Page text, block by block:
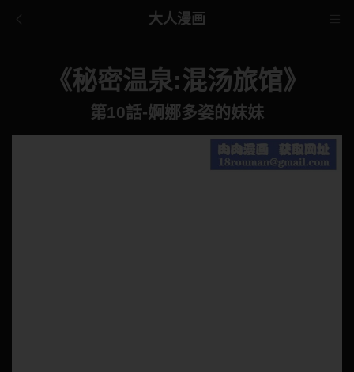
大人漫画
《秘密温泉:混汤旅馆》
第10話-婀娜多姿的妹妹